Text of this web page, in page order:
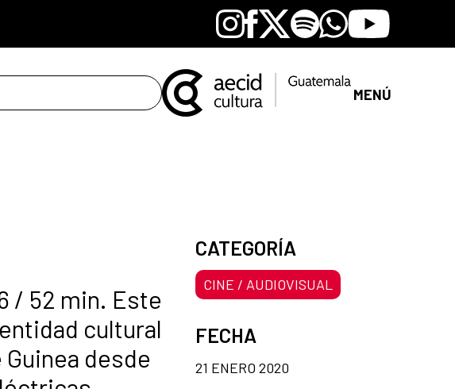
Instagram
Facebook
X SpotifyWhatsapp
Youtube
MENÚ
/ 52 min. Este
cultural
desde
CATEGORÍA
CINE / AUDIOVISUAL
FECHA
21 ENERO 2020